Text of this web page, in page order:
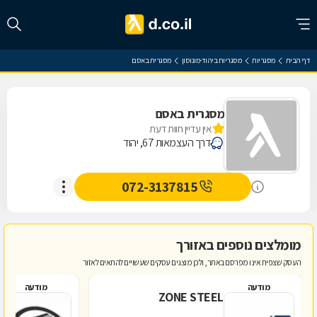
דף הבית מסגריות מסגריות ביהוד-מונוסון מסגרית באסם
מסגרית באסם
אין עדיין חוות דעת
דרך העצמאות 67, יהוד
072-3137815
מומלצים נוספים באזורך
העסק שצפית אינו מפרסם באתר, ולכן מוצגים עסקים שעשויים להתאים לאזור
מודעה
ZONE STEEL
מודעה